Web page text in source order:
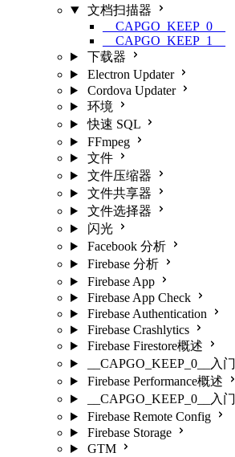
文档扫描器
__CAPGO_KEEP_0__
__CAPGO_KEEP_1__
下载器
Electron Updater
Cordova Updater
环境
快速 SQL
FFmpeg
文件
文件压缩器
文件共享器
文件选择器
闪光
Facebook 分析
Firebase 分析
Firebase App
Firebase App Check
Firebase Authentication
Firebase Crashlytics
Firebase Firestore概述
__CAPGO_KEEP_0__入门
Firebase Performance概述
__CAPGO_KEEP_0__入门
Firebase Remote Config
Firebase Storage
GTM